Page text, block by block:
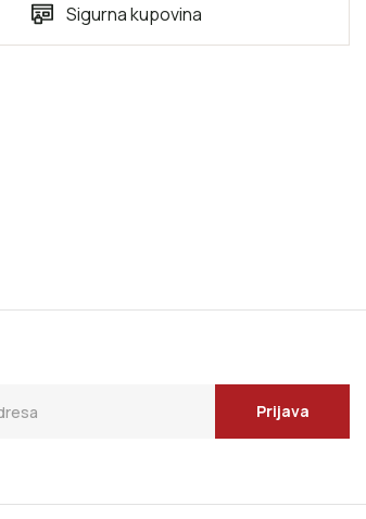
Sigurna kupovina
Prijava